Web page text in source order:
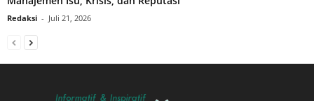
Redaksi - Juli 21, 2026